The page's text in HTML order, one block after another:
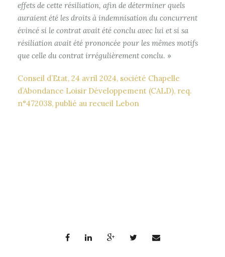
effets de cette résiliation, afin de déterminer quels
auraient été les droits à indemnisation du concurrent
évincé si le contrat avait été conclu avec lui et si sa
résiliation avait été prononcée pour les mêmes motifs
que celle du contrat irrégulièrement conclu. »
Conseil d’Etat, 24 avril 2024, société Chapelle
d’Abondance Loisir Développement (CALD), req.
n°472038, publié au recueil Lebon